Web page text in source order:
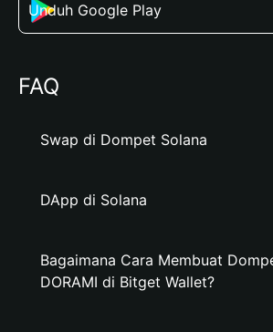
Unduh Google Play
FAQ
Swap di Dompet Solana
DApp di Solana
Bagaimana Cara Membuat
DORAMI di Bitget Wallet?